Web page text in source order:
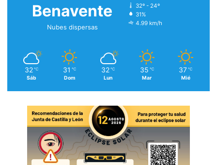
Benavente
Nubes dispersas
32º - 24º
31%
4.99 km/h
32 ℃
Sáb
31 ℃
Dom
32 ℃
Lun
35 ℃
Mar
37 ℃
Mié